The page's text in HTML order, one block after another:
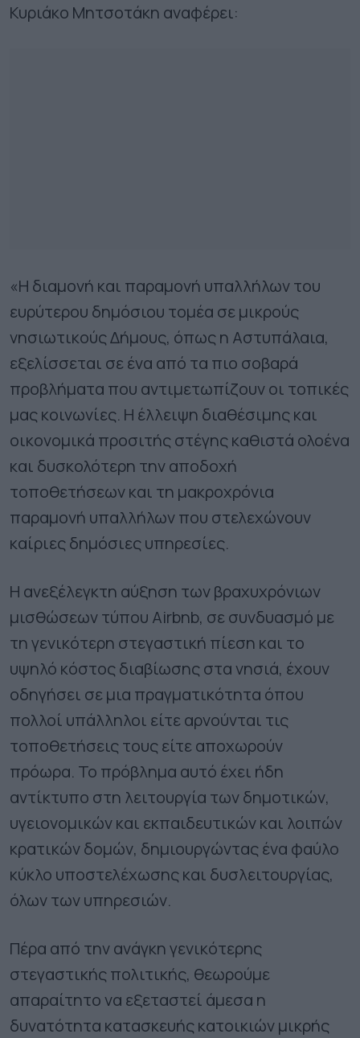
Κυριάκο Μητσοτάκη αναφέρει:
«Η διαμονή και παραμονή υπαλλήλων του
ευρύτερου δημόσιου τομέα σε μικρούς
νησιωτικούς Δήμους, όπως η Αστυπάλαια,
εξελίσσεται σε ένα από τα πιο σοβαρά
προβλήματα που αντιμετωπίζουν οι τοπικές
μας κοινωνίες. Η έλλειψη διαθέσιμης και
οικονομικά προσιτής στέγης καθιστά ολοένα
και δυσκολότερη την αποδοχή
τοποθετήσεων και τη μακροχρόνια
παραμονή υπαλλήλων που στελεχώνουν
καίριες δημόσιες υπηρεσίες.
Η ανεξέλεγκτη αύξηση των βραχυχρόνιων
μισθώσεων τύπου Airbnb, σε συνδυασμό με
τη γενικότερη στεγαστική πίεση και το
υψηλό κόστος διαβίωσης στα νησιά, έχουν
οδηγήσει σε μια πραγματικότητα όπου
πολλοί υπάλληλοι είτε αρνούνται τις
τοποθετήσεις τους είτε αποχωρούν
πρόωρα. Το πρόβλημα αυτό έχει ήδη
αντίκτυπο στη λειτουργία των δημοτικών,
υγειονομικών και εκπαιδευτικών και λοιπών
κρατικών δομών, δημιουργώντας ένα φαύλο
κύκλο υποστελέχωσης και δυσλειτουργίας,
όλων των υπηρεσιών.
Πέρα από την ανάγκη γενικότερης
στεγαστικής πολιτικής, θεωρούμε
απαραίτητο να εξεταστεί άμεσα η
δυνατότητα κατασκευής κατοικιών μικρής